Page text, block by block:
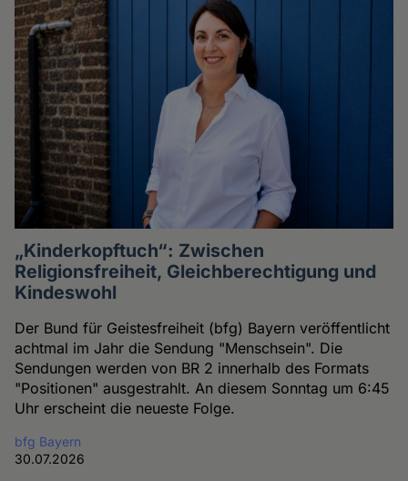
„Kinderkopftuch“: Zwischen
Religionsfreiheit, Gleichberechtigung und
Kindeswohl
Der Bund für Geistesfreiheit (bfg) Bayern veröffentlicht
achtmal im Jahr die Sendung "Menschsein". Die
Sendungen werden von BR 2 innerhalb des Formats
"Positionen" ausgestrahlt. An diesem Sonntag um 6:45
Uhr erscheint die neueste Folge.
bfg Bayern
30.07.2026